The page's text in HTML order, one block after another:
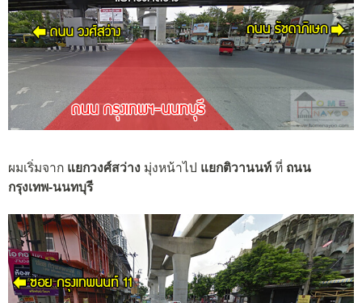
ผมเริ่มจาก แยกวงศ์สว่าง มุ่งหน้าไป แยกติวานนท์ ที่ ถนน
กรุงเทพ-นนทบุรี